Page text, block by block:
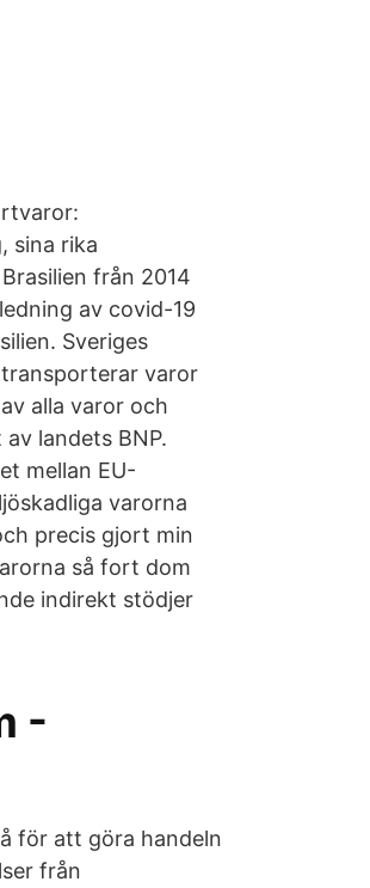
sina rika
från 2014
av covid-19
Sveriges
transporterar varor
alla varor och
landets BNP.
mellan EU-
varorna
precis gjort min
så fort dom
indirekt stödjer
-
för att göra handeln
från